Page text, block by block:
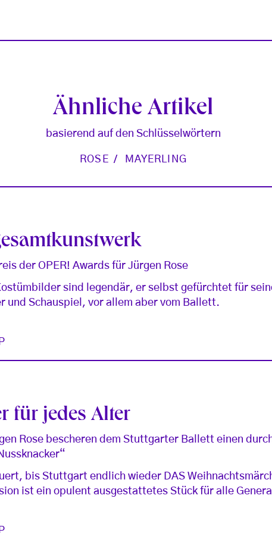
Ähnliche Artikel
basierend auf den Schlüsselwörtern
ROSE MAYERLING
der OPER! Awards für Jürgen Rose
sind legendär, er selbst gefürchtet für
und Schauspiel, vor allem aber vom Ballett.
für jedes Alter
Rose bescheren dem Stuttgarter Ballett einen
bis Stuttgart endlich wieder DAS
ist ein opulent ausgestattetes Stück für alle